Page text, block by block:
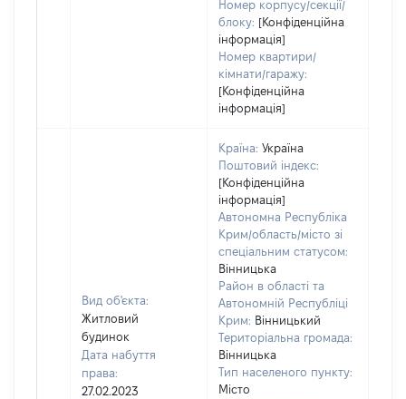
Номер корпусу/секції/
блоку: [Конфіденційна
інформація]
Номер квартири/
кімнати/гаражу:
[Конфіденційна
інформація]
Вид об'єкта:
Житловий
будинок
Дата набуття
права:
27.02.2023
Країна: Україна
Поштовий індекс:
[Конфіденційна
інформація]
Автономна Республіка
Крим/область/місто зі
спеціальним статусом:
Вінницька
Район в області та
Автономній Республіці
Крим: Вінницький
Територіальна громада:
Вінницька
Тип населеного пункту:
Місто